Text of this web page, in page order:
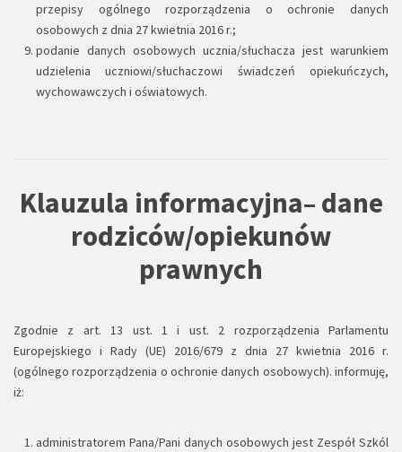
przepisy ogólnego rozporządzenia o ochronie danych
osobowych z dnia 27 kwietnia 2016 r.;
podanie danych osobowych ucznia/słuchacza jest warunkiem
udzielenia uczniowi/słuchaczowi świadczeń opiekuńczych,
wychowawczych i oświatowych.
Klauzula informacyjna– dane
rodziców/opiekunów
prawnych
Zgodnie z art. 13 ust. 1 i ust. 2 rozporządzenia Parlamentu
Europejskiego i Rady (UE) 2016/679 z dnia 27 kwietnia 2016 r.
(ogólnego rozporządzenia o ochronie danych osobowych). informuję,
iż:
administratorem Pana/Pani danych osobowych jest Zespół Szkól